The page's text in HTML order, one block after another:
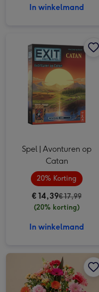
In winkelmand
Spel | Avonturen op
Catan
20% Korting
€ 14,39€ 17,99
(20% korting)
In winkelmand